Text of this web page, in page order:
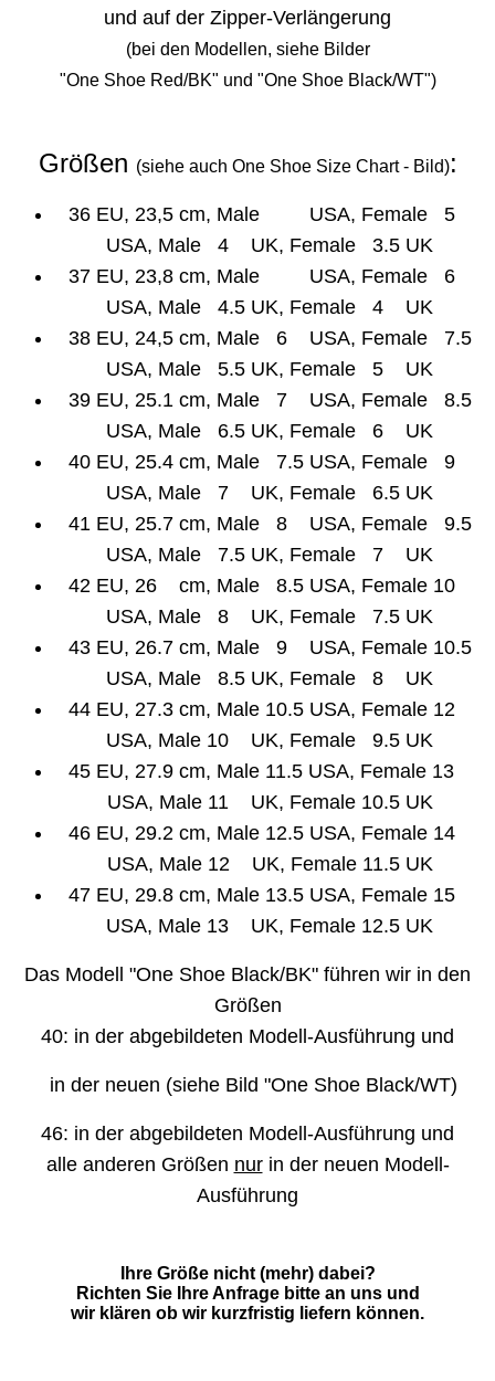
und auf der Zipper-Verlängerung
(bei den Modellen, siehe Bilder
"One Shoe Red/BK" und "One Shoe Black/WT")
Größen (siehe auch One Shoe Size Chart - Bild):
36 EU, 23,5 cm, Male USA, Female 5
USA, Male 4 UK, Female 3.5 UK
37 EU, 23,8 cm, Male USA, Female 6
USA, Male 4.5 UK, Female 4 UK
38 EU, 24,5 cm, Male 6 USA, Female 7.5
USA, Male 5.5 UK, Female 5 UK
39 EU, 25.1 cm, Male 7 USA, Female 8.5
USA, Male 6.5 UK, Female 6 UK
40 EU, 25.4 cm, Male 7.5 USA, Female 9
USA, Male 7 UK, Female 6.5 UK
41 EU, 25.7 cm, Male 8 USA, Female 9.5
USA, Male 7.5 UK, Female 7 UK
42 EU, 26 cm, Male 8.5 USA, Female 10
USA, Male 8 UK, Female 7.5 UK
43 EU, 26.7 cm, Male 9 USA, Female 10.5
USA, Male 8.5 UK, Female 8 UK
44 EU, 27.3 cm, Male 10.5 USA, Female 12
USA, Male 10 UK, Female 9.5 UK
45 EU, 27.9 cm, Male 11.5 USA, Female 13
USA, Male 11 UK, Female 10.5 UK
46 EU, 29.2 cm, Male 12.5 USA, Female 14
USA, Male 12 UK, Female 11.5 UK
47 EU, 29.8 cm, Male 13.5 USA, Female 15
USA, Male 13 UK, Female 12.5 UK
Das Modell "One Shoe Black/BK" führen wir in den
Größen
40: in der abgebildeten Modell-Ausführung und
in der neuen (siehe Bild "One Shoe Black/WT)
46: in der abgebildeten Modell-Ausführung und
alle anderen Größen nurin der neuen Modell-
Ausführung
Ihre Größe nicht (mehr) dabei?
Richten Sie Ihre Anfrage bitte an uns und
wir klären ob wir kurzfristig liefern können.